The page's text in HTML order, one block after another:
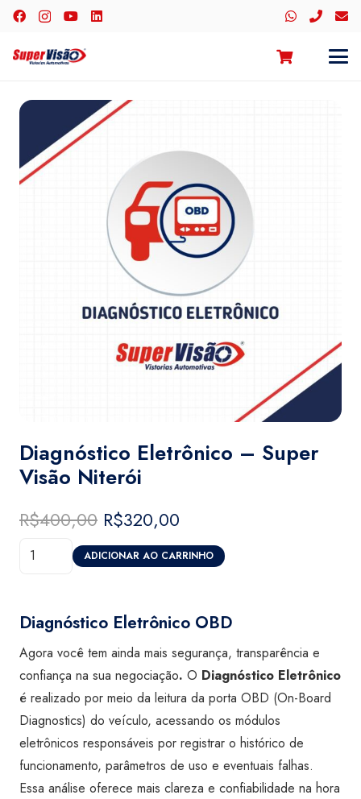
Diagnóstico Eletrônico – Super
Visão Niterói
R$400,00 O
preço
original
R$320,00
preço
atual
Diagnóstico
Super
Niterói
quantidade
ADICIONAR AO CARRINHO
Diagnóstico Eletrônico OBD
Agora você tem ainda mais segurança, transparência e
confiança na sua negociação. O Diagnóstico Eletrônico
é realizado por meio da leitura da porta OBD (On-Board
Diagnostics) do veículo, acessando os módulos
eletrônicos responsáveis por registrar o histórico de
funcionamento, parâmetros de uso e eventuais falhas.
Essa análise oferece mais clareza e confiabilidade na hora